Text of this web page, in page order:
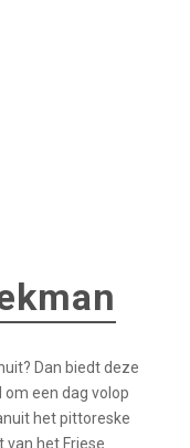
Dan biedt deze
een dag volop
het pittoreske
van het Friese